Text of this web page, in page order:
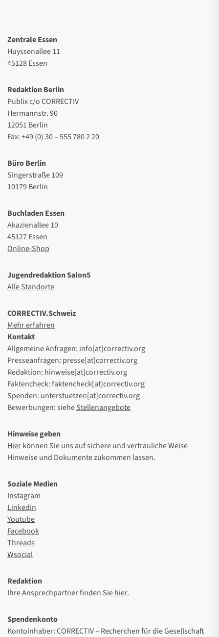
Zentrale Essen
Huyssenallee 11
45128 Essen
Redaktion Berlin
Publix c/o CORRECTIV
Hermannstr. 90
12051 Berlin
Fax: +49 (0) 30 – 555 780 2 20
Büro Berlin
Singerstraße 109
10179 Berlin
Buchladen Essen
Akazienallee 10
45127 Essen
Online-Shop
Jugendredaktion Salon5
Alle Standorte
CORRECTIV.Schweiz
Mehr erfahren
Kontakt
Allgemeine Anfragen: info[at]correctiv.org
Presseanfragen: presse[at]correctiv.org
Redaktion: hinweise[at]correctiv.org
Faktencheck: faktencheck[at]correctiv.org
Spenden: unterstuetzen[at]correctiv.org
Bewerbungen: sieheStellenangebote
Hinweise geben
Hierkönnen Sie uns auf sichere und vertrauliche Weise
Hinweise und Dokumente zukommen lassen.
Soziale Medien
Instagram
Linkedin
Youtube
Facebook
Threads
Wsocial
Redaktion
Ihre Ansprechpartner finden Siehier.
Spendenkonto
Kontoinhaber: CORRECTIV – Recherchen für die Gesellschaft